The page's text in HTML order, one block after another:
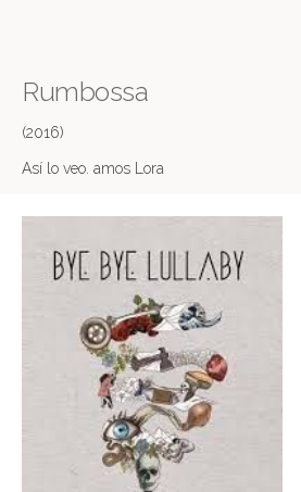
Rumbossa
(2016)
Así lo veo. amos Lora